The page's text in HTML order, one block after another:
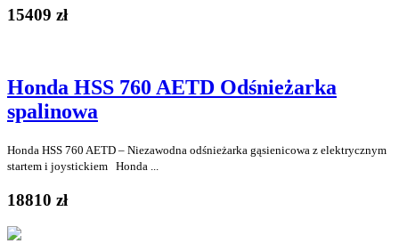
15409 zł
Honda HSS 760 AETD Odśnieżarka
spalinowa
Honda HSS 760 AETD – Niezawodna odśnieżarka gąsienicowa z elektrycznym
startem i joystickiem Honda ...
18810 zł